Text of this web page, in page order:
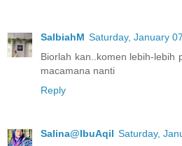
SalbiahM Saturday, January
Biorlah kan..komen lebih-lebih
macamana nanti
Reply
Salina@IbuAqil Saturday,